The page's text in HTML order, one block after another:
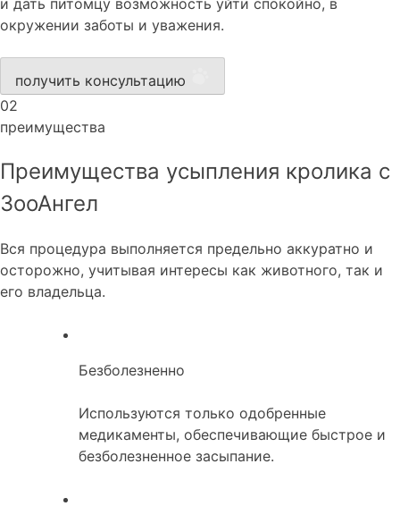
окружении заботы и уважения.
получить консультацию
02
преимущества
Преимущества усыпления кролика с
ЗооАнгел
Вся процедура выполняется предельно аккуратно и
осторожно, учитывая интересы как животного, так и
его владельца.
Безболезненно
Используются только одобренные
медикаменты, обеспечивающие быстрое и
безболезненное засыпание.